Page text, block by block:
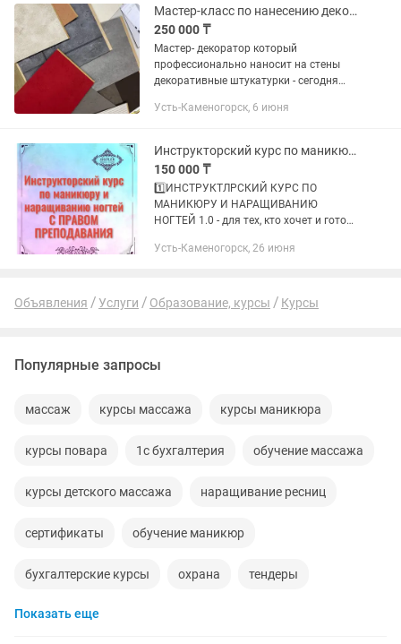
Мастер-класс по нанесению декоративных штукатурок. Обучение декораторов.
250 000 ₸
Мастер- декоратор который
профессионально наносит на стены
декоративные штукатурки - сегодня
ищите дополнительный заработок -
Усть-Каменогорск, 6 июня
Инструкторский курс по маникюру и наращиванию ногтей С ПРАВОМ ПРЕПОДАВАНИЯ
150 000 ₸
1️⃣ИНСТРУКТЛРСКИЙ КУРС ПО
МАНИКЮРУ И НАРАЩИВАНИЮ
НОГТЕЙ 1.0 - для тех, кто хочет и готов
2️⃣ИНСТРУКТЛРСКИЙ КУРС ПО
Усть-Каменогорск, 26 июня
Объявления Услуги Образование, курсы Курсы
Популярные запросы
массаж курсы массажа курсы маникюра
курсы повара 1с бухгалтерия обучение массажа
курсы детского массажа наращивание ресниц
сертификаты обучение маникюр
бухгалтерские курсы охрана тендеры
дизайнер
Показать еще